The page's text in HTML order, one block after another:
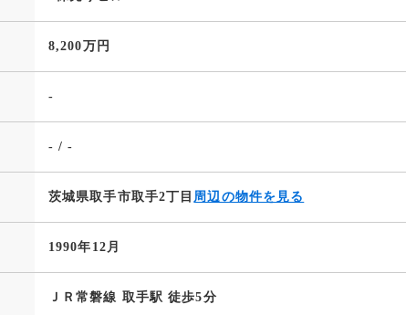
8,200万円
-
- / -
茨城県取手市取手2丁目 周辺の物件を見る
1990年12月
ＪＲ常磐線 取手駅 徒歩5分